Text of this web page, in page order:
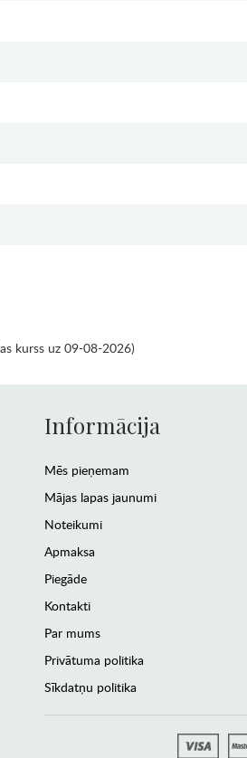
kurss uz 09-08-2026)
Informācija
Mēs pieņemam
Mājas lapas jaunumi
Noteikumi
Apmaksa
Piegāde
Kontakti
Par mums
Privātuma politika
Sīkdatņu politika